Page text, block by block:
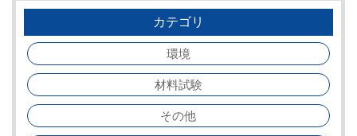
カテゴリ
環境
材料試験
その他